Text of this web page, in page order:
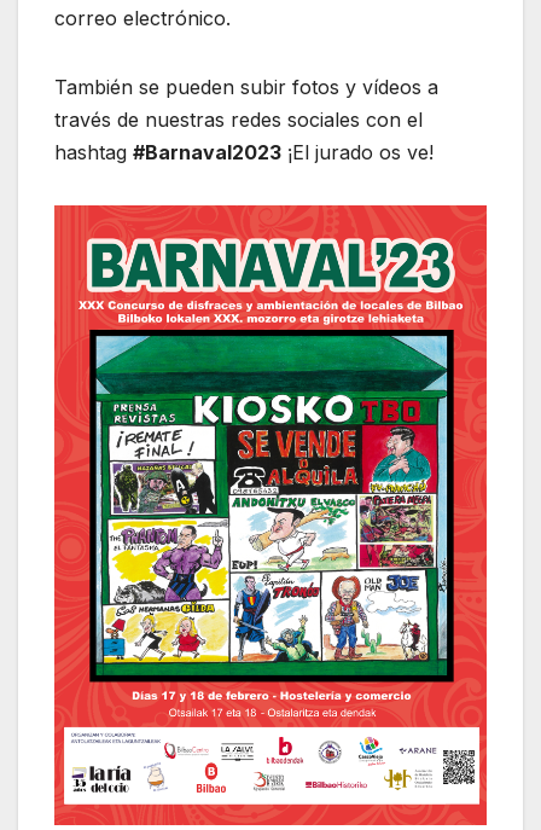
correo electrónico.
También se pueden subir fotos y vídeos a
través de nuestras redes sociales con el
hashtag #Barnaval2023 ¡El jurado os ve!